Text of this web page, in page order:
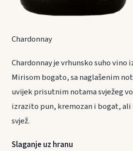
Chardonnay
Chardonnay je vrhunsko suho vino
Mirisom bogato, sa naglašenim
uvijek prisutnim notama svježeg
izrazito pun, kremozan i bogat, ali
svjež.
Slaganje uz hranu